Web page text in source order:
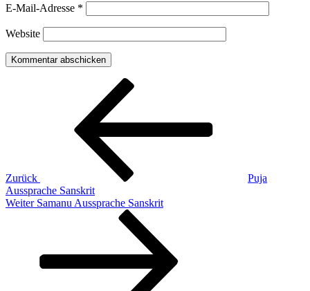
E-Mail-Adresse *
Website
Beitragsnavigation
Zurück
Puja
Aussprache Sanskrit
Nächster
Weiter Samanu Aussprache Sanskrit